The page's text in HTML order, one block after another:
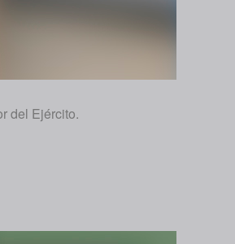
del Ejército.